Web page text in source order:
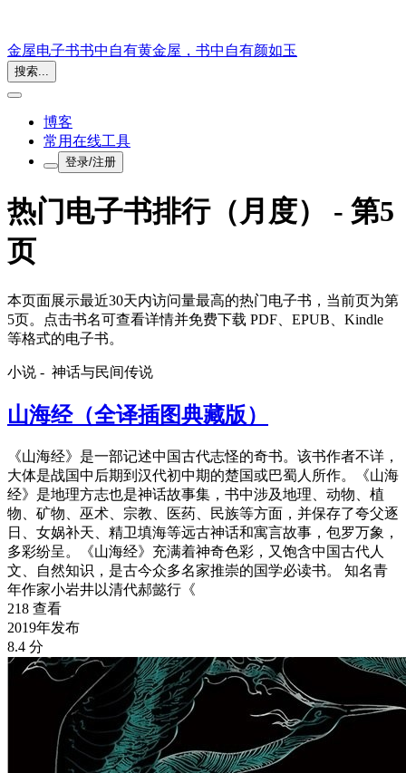
金屋电子书书中自有黄金屋，书中自有颜如玉
搜索...
博客
常用在线工具
登录/注册
热门电子书排行（月度） - 第5
页
本页面展示最近30天内访问量最高的热门电子书，当前页为第
5页。点击书名可查看详情并免费下载 PDF、EPUB、Kindle
等格式的电子书。
小说 - 神话与民间传说
山海经（全译插图典藏版）
《山海经》是一部记述中国古代志怪的奇书。该书作者不详，
大体是战国中后期到汉代初中期的楚国或巴蜀人所作。《山海
经》是地理方志也是神话故事集，书中涉及地理、动物、植
物、矿物、巫术、宗教、医药、民族等方面，并保存了夸父逐
日、女娲补天、精卫填海等远古神话和寓言故事，包罗万象，
多彩纷呈。《山海经》充满着神奇色彩，又饱含中国古代人
文、自然知识，是古今众多名家推崇的国学必读书。 知名青
年作家小岩井以清代郝懿行《
218 查看
2019年发布
8.4 分